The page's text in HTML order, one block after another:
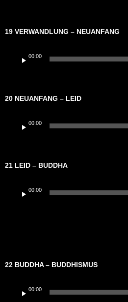
19 VERWANDLUNG – NEUANFANG
Player
00:00
20 NEUANFANG – LEID
Player
00:00
21 LEID – BUDDHA
Player
00:00
22 BUDDHA – BUDDHISMUS
Player
00:00